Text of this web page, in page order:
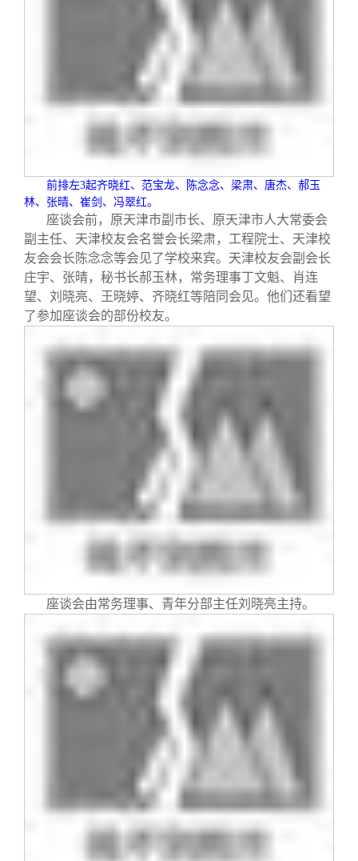
前排左3起齐晓红、范宝龙、陈念念、梁肃、唐杰、郝玉
林、张晴、崔剑、冯翠红。
座谈会前，原天津市副市长、原天津市人大常委会
副主任、天津校友会名誉会长梁肃，工程院士、天津校
友会会长陈念念等会见了学校来宾。天津校友会副会长
庄宇、张晴，秘书长郝玉林，常务理事丁文魁、肖连
望、刘晓亮、王晓婷、齐晓红等陪同会见。他们还看望
了参加座谈会的部份校友。
座谈会由常务理事、青年分部主任刘晓亮主持。